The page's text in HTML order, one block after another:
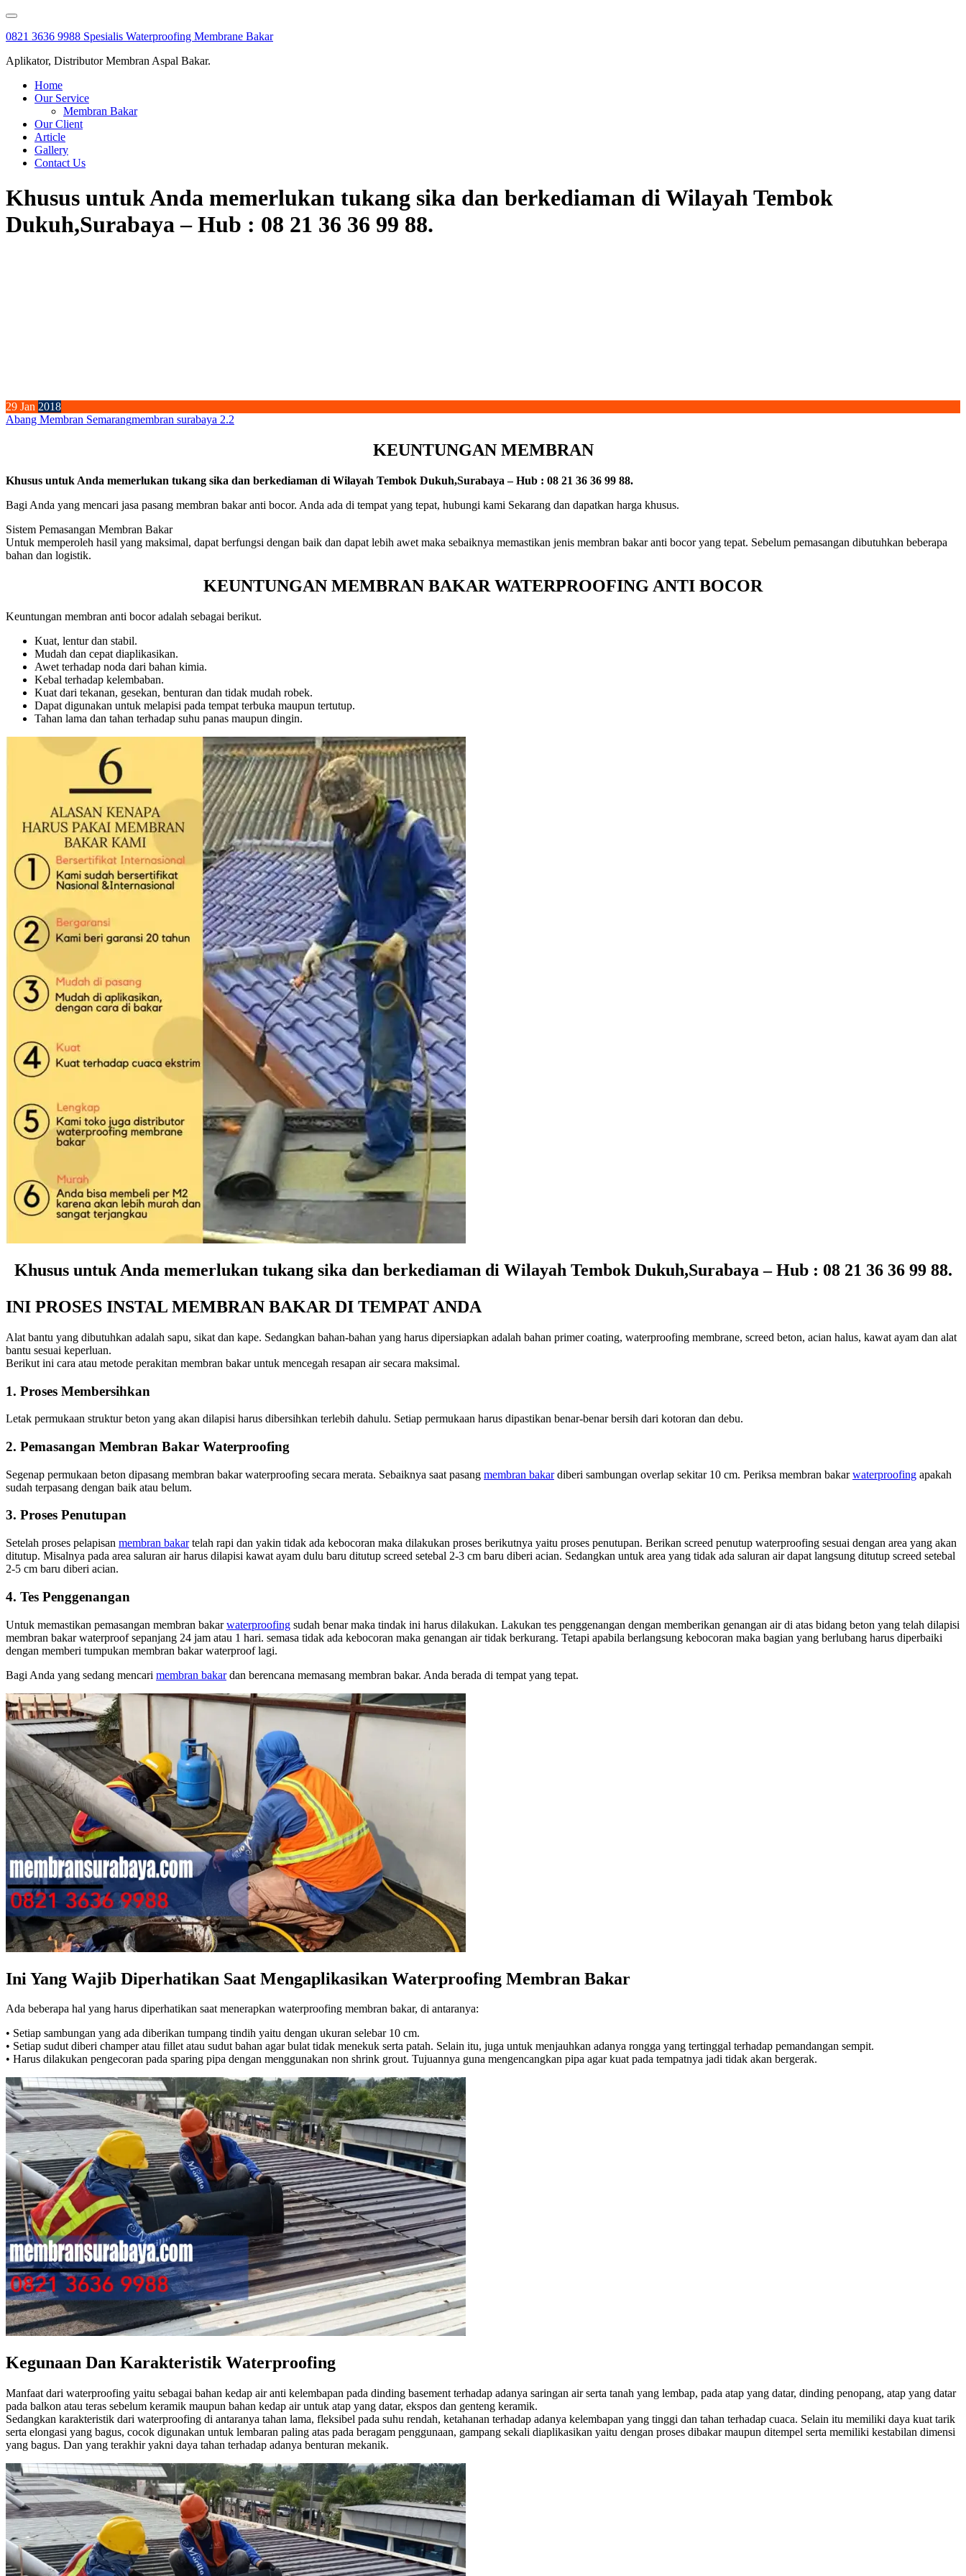
Skip
content
0821 3636 9988 Spesialis Waterproofing Membrane Bakar
Aplikator, Distributor Membran Aspal Bakar.
Home
Our Service
Membran Bakar
Our Client
Article
Gallery
Contact Us
Khusus untuk Anda memerlukan tukang sika dan berkediaman di Wilayah Tembok
Dukuh,Surabaya – Hub : 08 21 36 36 99 88.
29 Jan 2018
Abang Membran Semarangmembran surabaya 2.2
KEUNTUNGAN MEMBRAN
Khusus untuk Anda memerlukan tukang sika dan berkediaman di Wilayah Tembok Dukuh,Surabaya – Hub : 08 21 36 36 99 88.
Bagi Anda yang mencari jasa pasang membran bakar anti bocor. Anda ada di tempat yang tepat, hubungi kami Sekarang dan dapatkan harga khusus.
Sistem Pemasangan Membran Bakar
Untuk memperoleh hasil yang maksimal, dapat berfungsi dengan baik dan dapat lebih awet maka sebaiknya memastikan jenis membran bakar anti bocor yang tepat. Sebelum pemasangan dibutuhkan beberapa
bahan dan logistik.
KEUNTUNGAN MEMBRAN BAKAR WATERPROOFING ANTI BOCOR
Keuntungan membran anti bocor adalah sebagai berikut.
Kuat, lentur dan stabil.
Mudah dan cepat diaplikasikan.
Awet terhadap noda dari bahan kimia.
Kebal terhadap kelembaban.
Kuat dari tekanan, gesekan, benturan dan tidak mudah robek.
Dapat digunakan untuk melapisi pada tempat terbuka maupun tertutup.
Tahan lama dan tahan terhadap suhu panas maupun dingin.
Khusus untuk Anda memerlukan tukang sika dan berkediaman di Wilayah Tembok Dukuh,Surabaya – Hub : 08 21 36 36 99 88.
INI PROSES INSTAL MEMBRAN BAKAR DI TEMPAT ANDA
Alat bantu yang dibutuhkan adalah sapu, sikat dan kape. Sedangkan bahan-bahan yang harus dipersiapkan adalah bahan primer coating, waterproofing membrane, screed beton, acian halus, kawat ayam dan alat
bantu sesuai keperluan.
Berikut ini cara atau metode perakitan membran bakar untuk mencegah resapan air secara maksimal.
1. Proses Membersihkan
Letak permukaan struktur beton yang akan dilapisi harus dibersihkan terlebih dahulu. Setiap permukaan harus dipastikan benar-benar bersih dari kotoran dan debu.
2. Pemasangan Membran Bakar Waterproofing
Segenap permukaan beton dipasang membran bakar waterproofing secara merata. Sebaiknya saat pasang membran bakardiberi sambungan overlap sekitar 10 cm. Periksa membran bakarwaterproofing apakah
sudah terpasang dengan baik atau belum.
3. Proses Penutupan
Setelah proses pelapisan membran bakartelah rapi dan yakin tidak ada kebocoran maka dilakukan proses berikutnya yaitu proses penutupan. Berikan screed penutup waterproofing sesuai dengan area yang akan
ditutup. Misalnya pada area saluran air harus dilapisi kawat ayam dulu baru ditutup screed setebal 2-3 cm baru diberi acian. Sedangkan untuk area yang tidak ada saluran air dapat langsung ditutup screed setebal
2-5 cm baru diberi acian.
4. Tes Penggenangan
Untuk memastikan pemasangan membran bakarwaterproofing sudah benar maka tindak ini harus dilakukan. Lakukan tes penggenangan dengan memberikan genangan air di atas bidang beton yang telah dilapisi
membran bakar waterproof sepanjang 24 jam atau 1 hari. semasa tidak ada kebocoran maka genangan air tidak berkurang. Tetapi apabila berlangsung kebocoran maka bagian yang berlubang harus diperbaiki
dengan memberi tumpukan membran bakar waterproof lagi.
Bagi Anda yang sedang mencari membran bakardan berencana memasang membran bakar. Anda berada di tempat yang tepat.
Ini Yang Wajib Diperhatikan Saat Mengaplikasikan Waterproofing Membran Bakar
Ada beberapa hal yang harus diperhatikan saat menerapkan waterproofing membran bakar, di antaranya:
• Setiap sambungan yang ada diberikan tumpang tindih yaitu dengan ukuran selebar 10 cm.
• Setiap sudut diberi champer atau fillet atau sudut bahan agar bulat tidak menekuk serta patah. Selain itu, juga untuk menjauhkan adanya rongga yang tertinggal terhadap pemandangan sempit.
• Harus dilakukan pengecoran pada sparing pipa dengan menggunakan non shrink grout. Tujuannya guna mengencangkan pipa agar kuat pada tempatnya jadi tidak akan bergerak.
Kegunaan Dan Karakteristik Waterproofing
Manfaat dari waterproofing yaitu sebagai bahan kedap air anti kelembapan pada dinding basement terhadap adanya saringan air serta tanah yang lembap, pada atap yang datar, dinding penopang, atap yang datar
pada balkon atau teras sebelum keramik maupun bahan kedap air untuk atap yang datar, ekspos dan genteng keramik.
Sedangkan karakteristik dari waterproofing di antaranya tahan lama, fleksibel pada suhu rendah, ketahanan terhadap adanya kelembapan yang tinggi dan tahan terhadap cuaca. Selain itu memiliki daya kuat tarik
serta elongasi yang bagus, cocok digunakan untuk lembaran paling atas pada beragam penggunaan, gampang sekali diaplikasikan yaitu dengan proses dibakar maupun ditempel serta memiliki kestabilan dimensi
yang bagus. Dan yang terakhir yakni daya tahan terhadap adanya benturan mekanik.